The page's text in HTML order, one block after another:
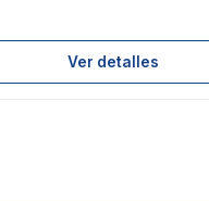
Ver detalles